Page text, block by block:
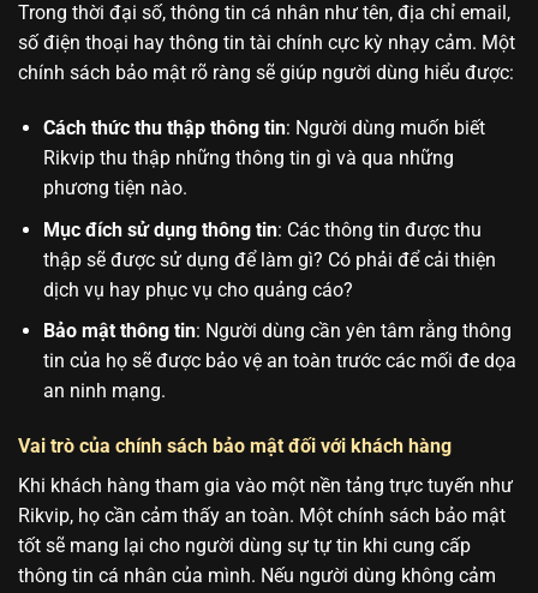
Trong thời đại số, thông tin cá nhân như tên, địa chỉ email,
số điện thoại hay thông tin tài chính cực kỳ nhạy cảm. Một
chính sách bảo mật rõ ràng sẽ giúp người dùng hiểu được:
Cách thức thu thập thông tin: Người dùng muốn biết
Rikvip thu thập những thông tin gì và qua những
phương tiện nào.
Mục đích sử dụng thông tin: Các thông tin được thu
thập sẽ được sử dụng để làm gì? Có phải để cải thiện
dịch vụ hay phục vụ cho quảng cáo?
Bảo mật thông tin: Người dùng cần yên tâm rằng thông
tin của họ sẽ được bảo vệ an toàn trước các mối đe dọa
an ninh mạng.
Vai trò của chính sách bảo mật đối với khách hàng
Khi khách hàng tham gia vào một nền tảng trực tuyến như
Rikvip, họ cần cảm thấy an toàn. Một chính sách bảo mật
tốt sẽ mang lại cho người dùng sự tự tin khi cung cấp
thông tin cá nhân của mình. Nếu người dùng không cảm